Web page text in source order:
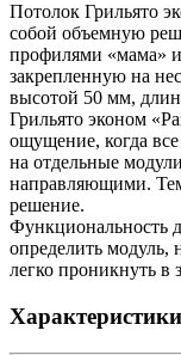
Потолок Грильято
собой объемную
профилями «мама»
закрепленную на
высотой 50 мм,
Грильято эконом
ощущение, когда
на отдельные
направляющими. Тем
решение.
Функциональность
определить
легко проникнуть в
Характеристики